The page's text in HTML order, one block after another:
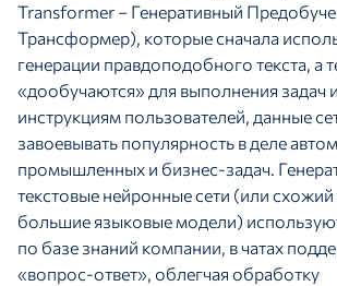
Transformer – Генеративный
Трансформер), которые сначала
генерации правдоподобного текста, а
«дообучаются» для выполнения задач
инструкциям пользователей, данные
завоевывать популярность в деле
промышленных и бизнес-задач.
текстовые нейронные сети (или
большие языковые модели)
по базе знаний компании, в чатах
«вопрос-ответ», облегчая обработку